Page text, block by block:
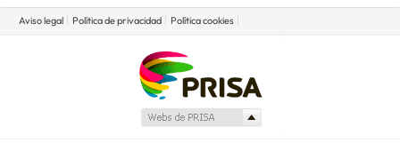
Aviso legal Política de privacidad Política cookies